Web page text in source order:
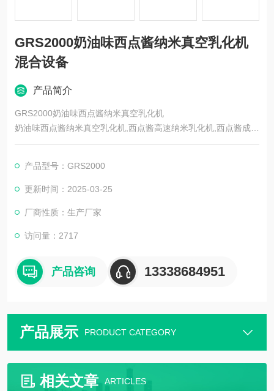
GRS2000奶油味西点酱纳米真空乳化机
混合设备
产品简介
GRS2000奶油味西点酱纳米真空乳化机
奶油味西点酱纳米真空乳化机,西点酱高速纳米乳化机,西点酱成套
纳米乳化机,牛奶味西点酱纳米真空乳化机
产品型号：GRS2000
更新时间：2025-03-25
厂商性质：生产厂家
访问量：2717
产品咨询 13338684951
产品展示 PRODUCT CATEGORY
相关文章 ARTICLES